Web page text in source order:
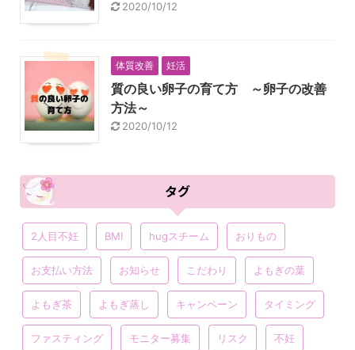
2020/10/12
体質改善 妊活
質の良い卵子の育て方 ～卵子の改善
方法～
2020/10/12
タグ
2人目不妊 BMI hugスチーム おりもの
お支払い方法 お知らせ こだわり よもぎの葉
よもぎ茶 よもぎ蒸し キャンペーン タイミング
ファスティング モニター募集 リスク 不妊